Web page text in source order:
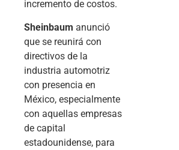
incremento de costos.
Sheinbaum anunció
que se reunirá con
directivos de la
industria automotriz
con presencia en
México, especialmente
con aquellas empresas
de capital
estadounidense, para